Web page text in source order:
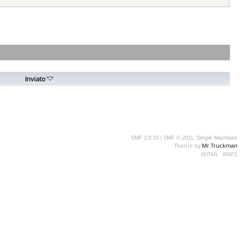
Inviato
SMF 2.0.15 | SMF © 2011 Simple Machines
Theme by Mr.Truckman
XHTML
WAP2